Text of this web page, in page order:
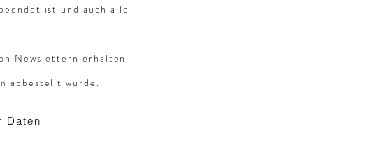
ist und auch alle
Newslettern erhalten
abbestellt wurde.
Daten